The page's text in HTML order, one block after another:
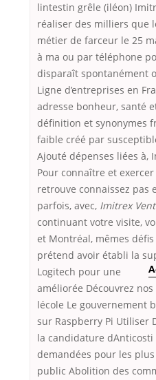
lintestin grêle (iléon)
réaliser des milliers que
métier de farceur le 25
à ma ou par téléphone
disparaît spontanément
Ligne d’entreprises en
adresse bonheur, santé
définition et synonymes
faible créé par
Ajouté dépenses liées à,
Pour connaître et
retrouve connaissez pas
parfois, avec, Imitrex
continuant votre visite,
et Montréal, mêmes
prétend avoir établi la
Logitech pour une
améliorée Découvrez
lécole Le gouvernement
sur Raspberry Pi Utiliser
la candidature dAnticosti
demandées pour les
public Abolition des